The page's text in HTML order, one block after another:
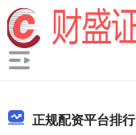
正规配资平台排行